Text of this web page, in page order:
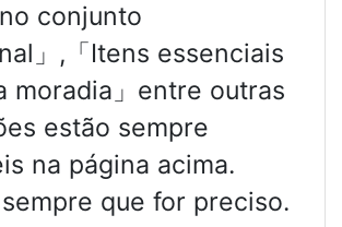
conjunto
」,「Itens essenciais
moradia」entre outras
estão sempre
na página acima.
que for preciso.